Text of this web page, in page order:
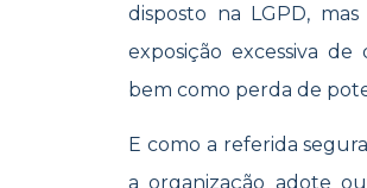
disposto na LGPD,
exposição excessiva de
bem como perda de
E como a referida
a organização adote